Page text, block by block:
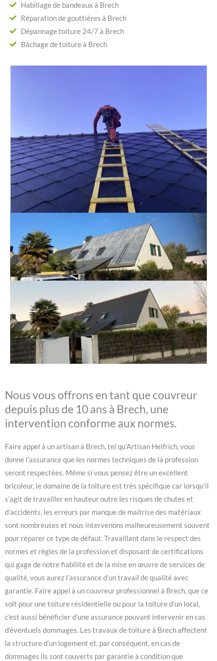
Habillage de bandeaux à Brech
Réparation de gouttières à Brech
Dépannage toiture 24/7 à Brech
Bâchage de toiture à Brech
Nous vous offrons en tant que couvreur
depuis plus de 10 ans à Brech, une
intervention conforme aux normes.
Faire appel à un artisan à Brech, tel qu’Artisan Helfrich, vous
donne l’assurance que les normes techniques de la profession
seront respectées. Même si vous pensez être un excellent
bricoleur, le domaine de la toiture est très spécifique car lorsqu’il
s’agit de travailler en hauteur outre les risques de chutes et
d’accidents, les erreurs par manque de maitrise des matériaux
sont nombreuses et nous intervenons malheureusement souvent
pour réparer ce type de défaut. Travaillant dans le respect des
normes et règles de la profession et disposant de certifications
qui gage de notre fiabilité et de la mise en œuvre de services de
qualité, vous aurez l’assurance d’un travail de qualité avec
garantie. Faire appel à un couvreur professionnel à Brech, que ce
soit pour une toiture résidentielle ou pour la toiture d’un local,
c’est aussi bénéficier d’une assurance pouvant intervenir en cas
d’éventuels dommages. Les travaux de toiture à Brech affectent
la structure d’un logement et, par conséquent, en cas de
dommages ils sont couverts par garantie à condition que